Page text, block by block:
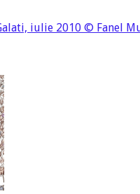
iulie 2010 © Fanel